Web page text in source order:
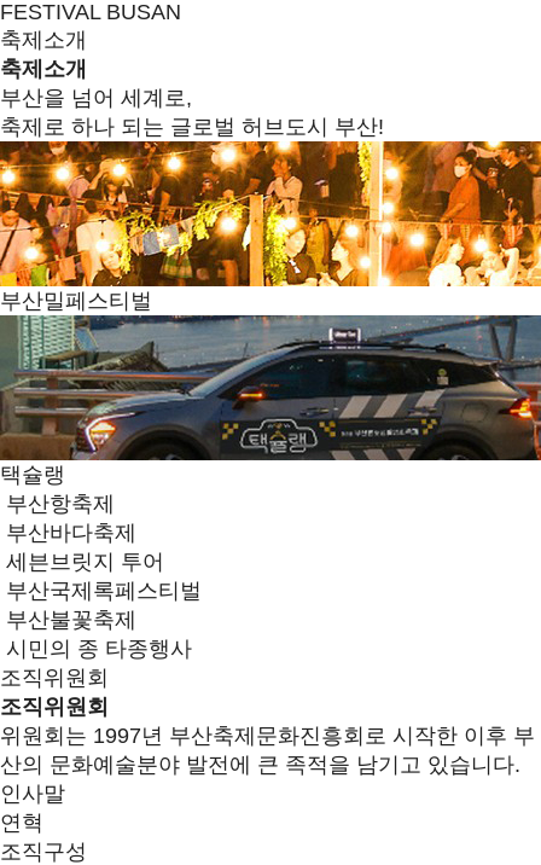
FESTIVAL BUSAN
축제소개
축제소개
부산을 넘어 세계로,
축제로 하나 되는 글로벌 허브도시 부산!
부산밀페스티벌
택슐랭
부산항축제
부산바다축제
세븐브릿지 투어
부산국제록페스티벌
부산불꽃축제
시민의 종 타종행사
조직위원회
조직위원회
위원회는 1997년 부산축제문화진흥회로 시작한 이후 부
산의 문화예술분야 발전에 큰 족적을 남기고 있습니다.
인사말
연혁
조직구성